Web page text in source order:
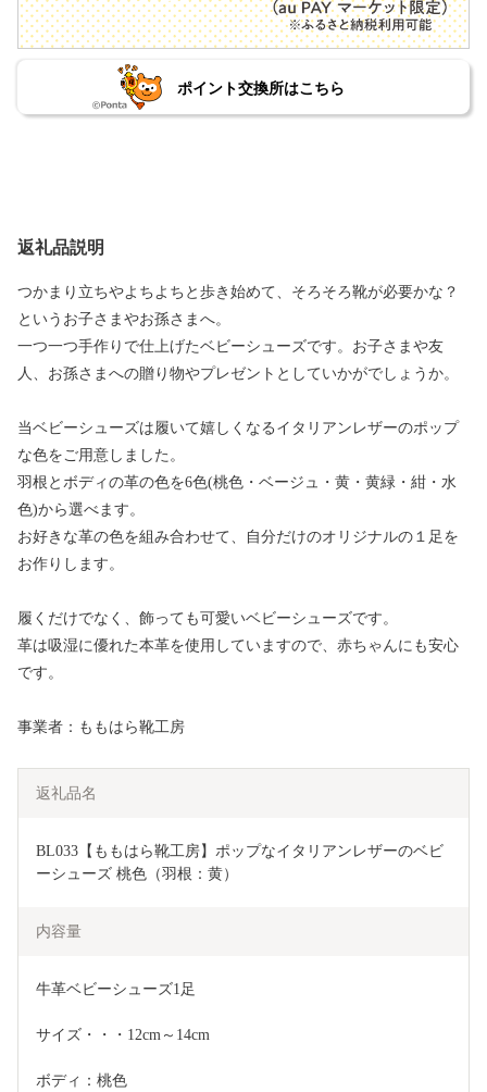
ポイント交換所はこちら
返礼品説明
つかまり立ちやよちよちと歩き始めて、そろそろ靴が必要かな？
というお子さまやお孫さまへ。
一つ一つ手作りで仕上げたベビーシューズです。お子さまや友
人、お孫さまへの贈り物やプレゼントとしていかがでしょうか。
当ベビーシューズは履いて嬉しくなるイタリアンレザーのポップ
な色をご用意しました。
羽根とボディの革の色を6色(桃色・ベージュ・黄・黄緑・紺・水
色)から選べます。
お好きな革の色を組み合わせて、自分だけのオリジナルの１足を
お作りします。
履くだけでなく、飾っても可愛いベビーシューズです。
革は吸湿に優れた本革を使用していますので、赤ちゃんにも安心
です。
事業者：ももはら靴工房
返礼品名
BL033【ももはら靴工房】ポップなイタリアンレザーのベビ
ーシューズ 桃色（羽根：黄）
内容量
牛革ベビーシューズ1足
サイズ・・・12cm～14cm
ボディ：桃色